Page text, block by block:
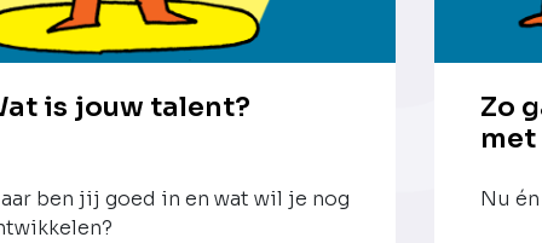
is jouw talent?
ben jij goed in en wat wil je nog
Zo
Nu